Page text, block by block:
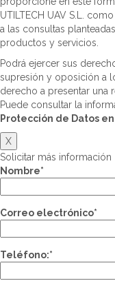
UTILTECH UAV S.L.
a las consultas
productos y servicios.
Podrá ejercer sus
supresión y oposición a
derecho a presentar una
Puede consultar la
Protección de Datos
X
Solicitar más información
Nombre*
Correo electrónico*
Teléfono:*